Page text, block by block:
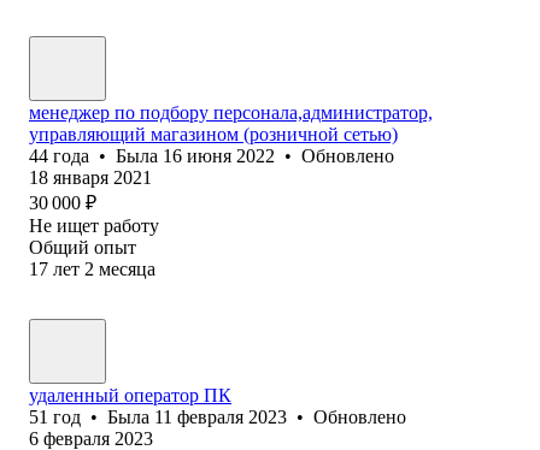
менеджер по подбору персонала,администратор,
управляющий магазином (розничной сетью)
44 года • Была 16 июня 2022 • Обновлено
18 января 2021
30 000 ₽
Не ищет работу
Общий опыт
17 лет 2 месяца
удаленный оператор ПК
51 год • Была 11 февраля 2023 • Обновлено
6 февраля 2023